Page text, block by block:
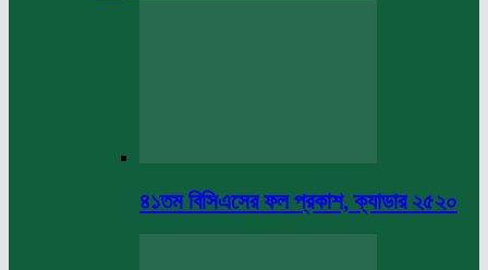
৪১তম বিসিএসের ফল প্রকাশ, ক্যাডার ২৫২০